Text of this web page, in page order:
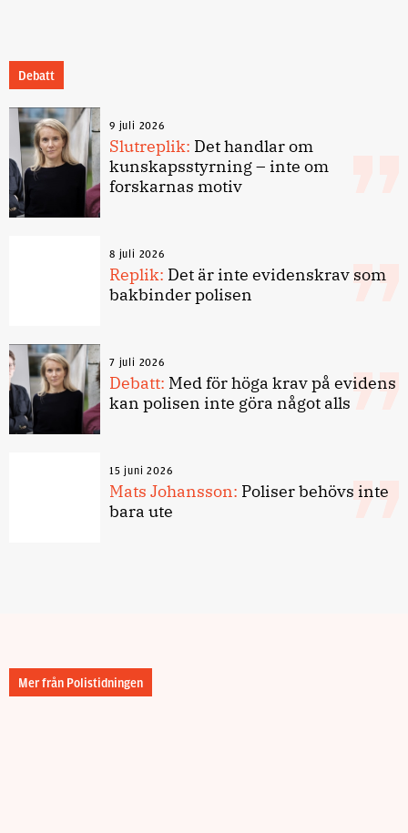
Debatt
9 juli 2026
Slutreplik: Det handlar om
kunskapsstyrning – inte om
forskarnas motiv
8 juli 2026
Replik: Det är inte evidenskrav som
bakbinder polisen
7 juli 2026
Debatt: Med för höga krav på evidens
kan polisen inte göra något alls
15 juni 2026
Mats Johansson: Poliser behövs inte
bara ute
Mer från Polistidningen